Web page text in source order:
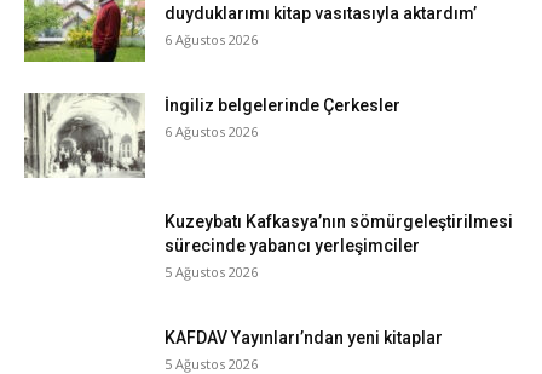
duyduklarımı kitap vasıtasıyla aktardım’
6 Ağustos 2026
İngiliz belgelerinde Çerkesler
6 Ağustos 2026
Kuzeybatı Kafkasya’nın sömürgeleştirilmesi
sürecinde yabancı yerleşimciler
5 Ağustos 2026
KAFDAV Yayınları’ndan yeni kitaplar
5 Ağustos 2026